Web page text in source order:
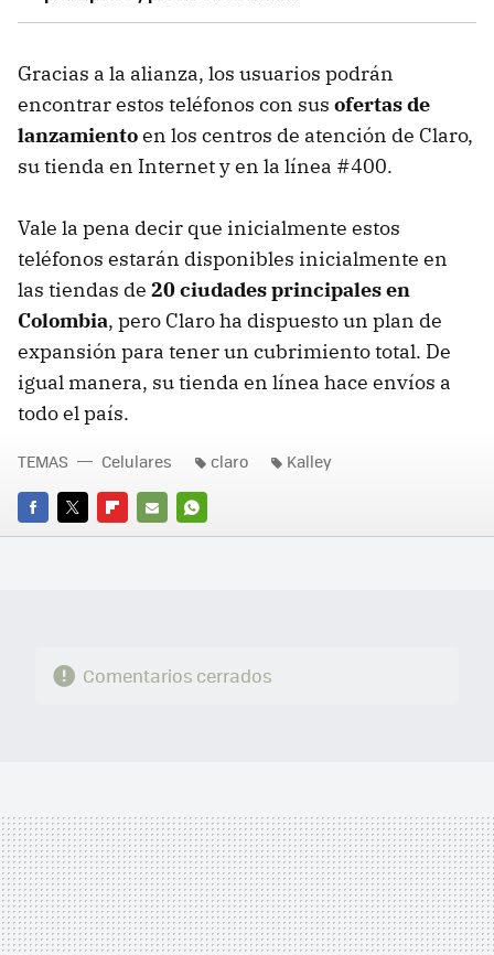
Gracias a la alianza, los usuarios podrán
encontrar estos teléfonos con sus ofertas de
lanzamientoen los centros de atención de Claro,
su tienda en Internet y en la línea #400.
Vale la pena decir que inicialmente estos
teléfonos estarán disponibles inicialmente en
las tiendas de 20 ciudades principales en
Colombia, pero Claro ha dispuesto un plan de
expansión para tener un cubrimiento total. De
igual manera, su tienda en línea hace envíos a
todo el país.
FACEBOOK
TWITTERFLIPBOARD
E-
WHATSAPP
TEMAS Celulares claro Kalley
Comentarios cerrados